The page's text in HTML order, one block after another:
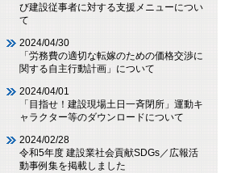
び建設従事者に対する支援メニューについ
て
2024/04/30
「労務費の適切な転嫁のための価格交渉に
関する自主行動計画」について
2024/04/01
「目指せ！建設現場土日一斉閉所」運動キ
ャラクター等のダウンロードについて
2024/02/28
令和5年度 建設業社会貢献SDGs／広報活
動事例集を掲載しました